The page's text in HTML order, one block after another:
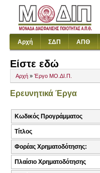
Αρχή ΣΔΠ ΑΠΘ
Είστε εδώ
Αρχή » Έργο ΜΟ.ΔΙ.Π.
Ερευνητικά Έργα
Κωδικός Προγράμματος
Τίτλος
Φορέας Χρηματοδότησης:
Πλαίσιο Χρηματοδότησης